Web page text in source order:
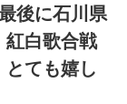
後に石川県
紅白歌合戦
ても嬉し